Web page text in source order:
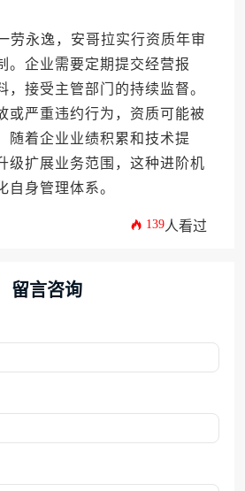
永逸，安哥拉实行资质年审
。企业需要定期提交经营报
，接受主管部门的持续监督。
或严重违约行为，资质可能被
随着企业业绩积累和技术提
级扩展业务范围，这种进阶机
自身管理体系。
139人看过
留言咨询